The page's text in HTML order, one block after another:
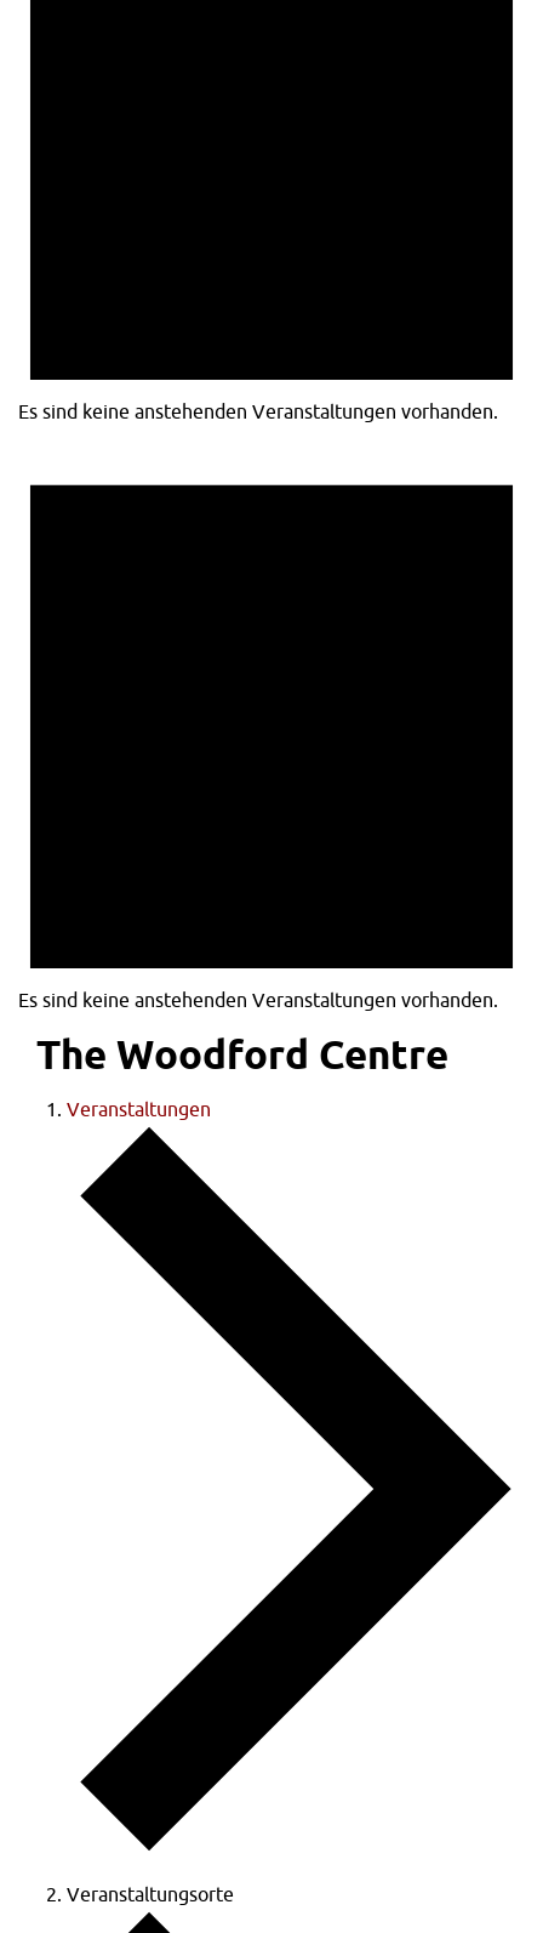
Es sind keine anstehenden Veranstaltungen vorhanden.
Es sind keine anstehenden Veranstaltungen vorhanden.
The Woodford Centre
Veranstaltungen
Veranstaltungsorte